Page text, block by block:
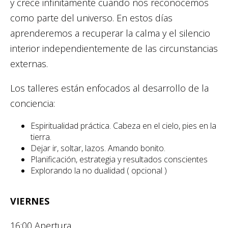
y crece infinitamente cuando nos reconocemos
como parte del universo. En estos días
aprenderemos a recuperar la calma y el silencio
interior independientemente de las circunstancias
externas.
Los talleres están enfocados al desarrollo de la
conciencia:
Espiritualidad práctica. Cabeza en el cielo, pies en la
tierra.
Dejar ir, soltar, lazos. Amando bonito.
Planificación, estrategia y resultados conscientes
Explorando la no dualidad ( opcional )
VIERNES
16:00 Apertura.